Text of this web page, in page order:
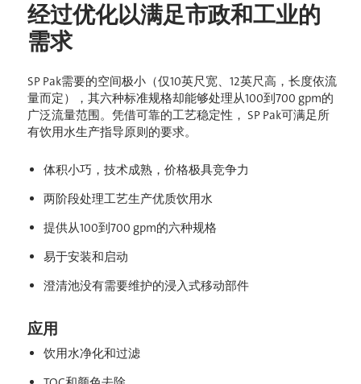
经过优化以满足市政和工业的
需求
SP Pak需要的空间极小（仅10英尺宽、12英尺高，长度依流
量而定），其六种标准规格却能够处理从100到700 gpm的
广泛流量范围。凭借可靠的工艺稳定性， SP Pak可满足所
有饮用水生产指导原则的要求。
体积小巧，技术成熟，价格极具竞争力
两阶段处理工艺生产优质饮用水
提供从100到700 gpm的六种规格
易于安装和启动
澄清池没有需要维护的浸入式移动部件
应用
饮用水净化和过滤